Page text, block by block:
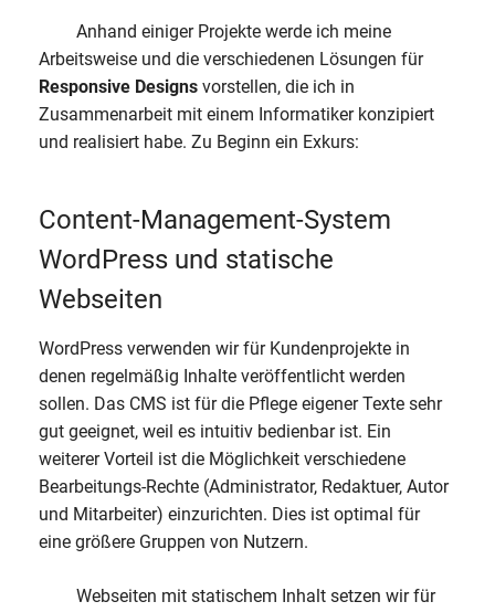
Anhand einiger Projekte werde ich meine
Arbeitsweise und die verschiedenen Lösungen für
Responsive Designs vorstellen, die ich in
Zusammenarbeit mit einem Informatiker konzipiert
und realisiert habe. Zu Beginn ein Exkurs:
Content-Management-System
WordPress und statische
Webseiten
WordPress verwenden wir für Kundenprojekte in
denen regelmäßig Inhalte veröffentlicht werden
sollen. Das CMS ist für die Pflege eigener Texte sehr
gut geeignet, weil es intuitiv bedienbar ist. Ein
weiterer Vorteil ist die Möglichkeit verschiedene
Bearbeitungs-Rechte (Administrator, Redaktuer, Autor
und Mitarbeiter) einzurichten. Dies ist optimal für
eine größere Gruppen von Nutzern.
Webseiten mit statischem Inhalt setzen wir für